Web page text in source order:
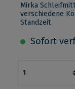
Mirka
verschiedene
Standzeit
Sofort